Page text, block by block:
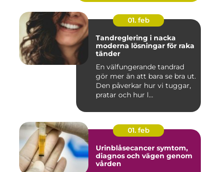
01. feb
Tandreglering i nacka
moderna lösningar för raka
tänder
En välfungerande tandrad
gör mer än att bara se bra ut.
Den påverkar hur vi tuggar,
pratar och hur l...
01. feb
Urinblåsecancer symtom,
diagnos och vägen genom
vården